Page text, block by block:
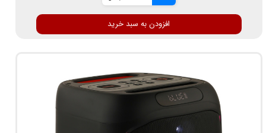
افزودن به سبد خرید